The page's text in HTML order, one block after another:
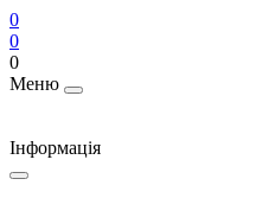
0
0
0
Меню
Інформація